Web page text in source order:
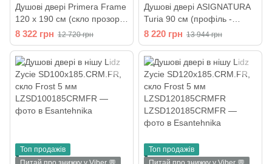
Душові двері Primera Frame
120 х 190 см (скло прозоре)
SDC1212
8 322 грн 12 720 грн
Душові двері ASIGNATURA
Turia 90 см (профіль -
сатин, скло - прозоре)
39040409
8 220 грн 13 944 грн
Топ продажів
Топ продажів